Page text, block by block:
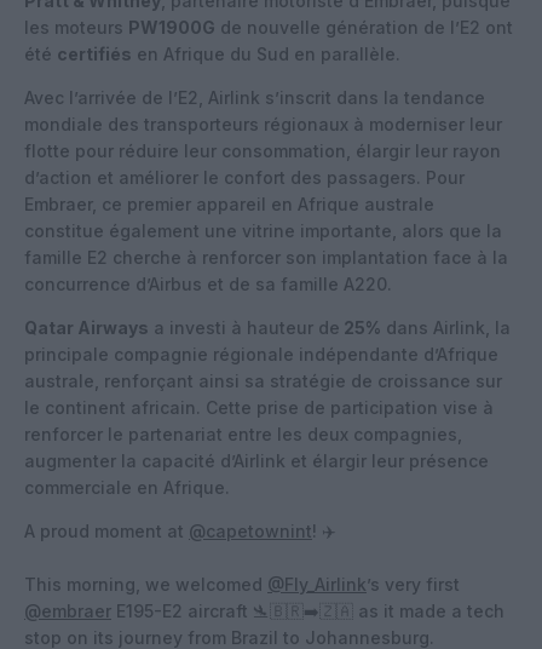
les moteurs PW1900G de nouvelle génération de l’E2 ont
été certifiés en Afrique du Sud en parallèle.
Avec l’arrivée de l’E2, Airlink s’inscrit dans la tendance
mondiale des transporteurs régionaux à moderniser leur
flotte pour réduire leur consommation, élargir leur rayon
d’action et améliorer le confort des passagers. Pour
Embraer, ce premier appareil en Afrique australe
constitue également une vitrine importante, alors que la
famille E2 cherche à renforcer son implantation face à la
concurrence d’Airbus et de sa famille A220.
Qatar Airways a investi à hauteur de 25% dans Airlink, la
principale compagnie régionale indépendante d’Afrique
australe, renforçant ainsi sa stratégie de croissance sur
le continent africain. Cette prise de participation vise à
renforcer le partenariat entre les deux compagnies,
augmenter la capacité d’Airlink et élargir leur présence
commerciale en Afrique.
A proud moment at @capetownint! ✈️
This morning, we welcomed @Fly_Airlink’s very first
@embraer E195-E2 aircraft 🛬🇧🇷➡️🇿🇦 as it made a tech
stop on its journey from Brazil to Johannesburg.